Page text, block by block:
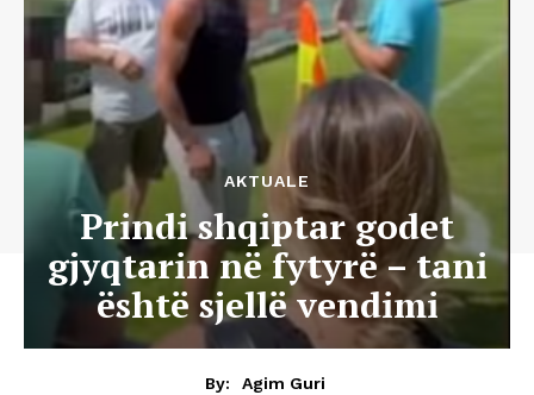
AKTUALE
Prindi shqiptar godet
gjyqtarin në fytyrë – tani
është sjellë vendimi
By:
Agim Guri